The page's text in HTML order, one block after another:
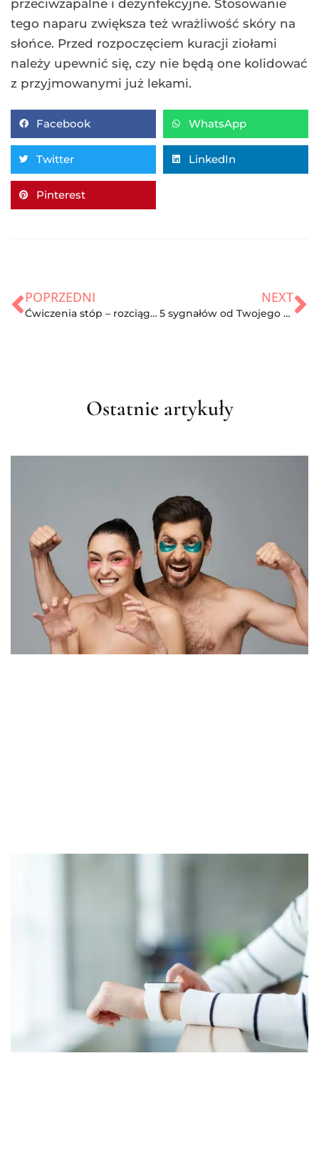
przeciwzapalne i dezynfekcyjne. Stosowanie
tego naparu zwiększa też wrażliwość skóry na
słońce. Przed rozpoczęciem kuracji ziołami
należy upewnić się, czy nie będą one kolidować
z przyjmowanymi już lekami.
Facebook WhatsApp
Twitter LinkedIn
Pinterest
POPRZEDNI
Ćwiczenia stóp – rozciąganie i wzmacnianie palców i mięśni stóp
NEXT
5 sygnałów od Twojego organizmu, że czas zacząć ćwiczyć
Ostatnie artykuły